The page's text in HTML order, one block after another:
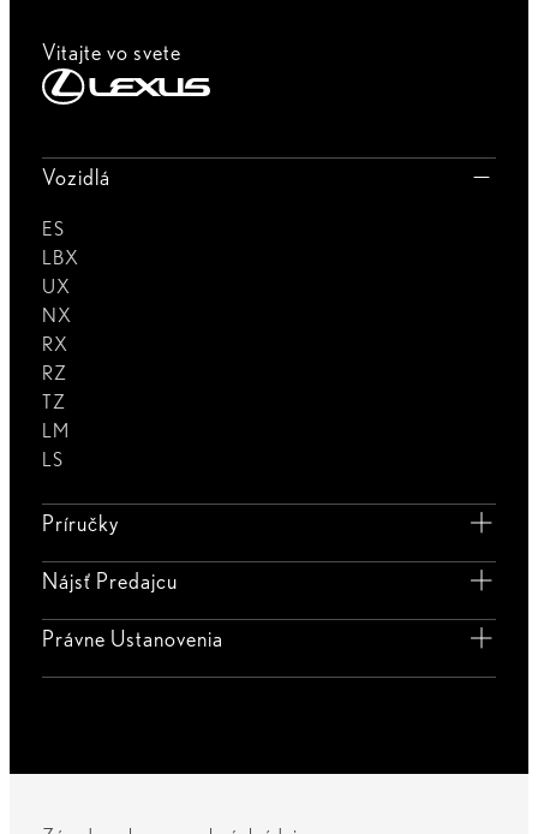
Vitajte vo svete
Vozidlá
ES
LBX
UX
NX
RX
RZ
TZ
LM
LS
Príručky
Nájsť Predajcu
Právne Ustanovenia